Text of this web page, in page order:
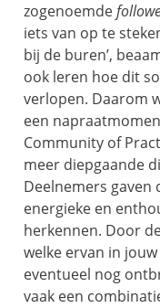
zogenoemde
iets van op te
bij de buren’,
ook leren hoe dit
verlopen. Daarom
een
Community of
meer diepgaande
Deelnemers gaven
energieke en
herkennen. Door
welke ervan in
eventueel nog
vaak een